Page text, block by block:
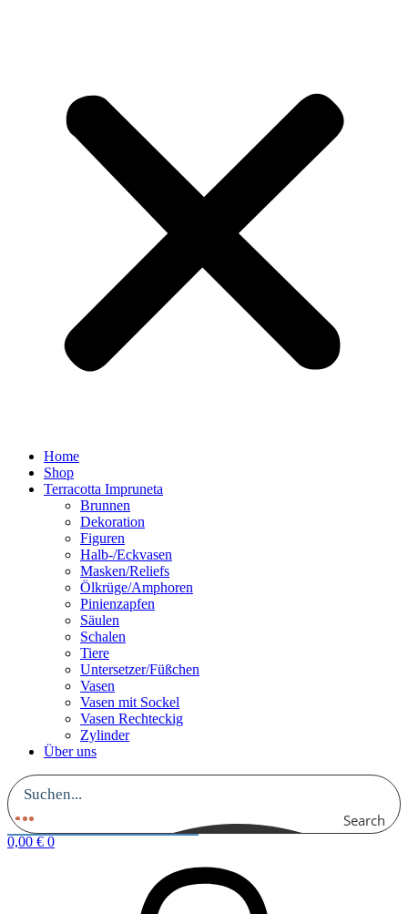
Home
Shop
Terracotta Impruneta
Brunnen
Dekoration
Figuren
Halb-/Eckvasen
Masken/Reliefs
Ölkrüge/Amphoren
Pinienzapfen
Säulen
Schalen
Tiere
Untersetzer/Füßchen
Vasen
Vasen mit Sockel
Vasen Rechteckig
Zylinder
Über uns
Search
0,00 € 0